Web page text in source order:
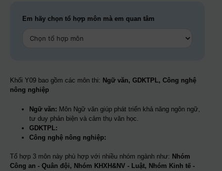
Em hãy chọn tổ hợp môn mà em quan tâm
Khối Y09 bao gồm các môn thi: Ngữ văn, GDKTPL, Công nghệ
nông nghiệp
Ngữ văn: Môn Ngữ văn giúp phát triển khả năng ngôn ngữ,
tư duy phản biện và cảm thụ văn học.
GDKTPL:
Công nghệ nông nghiệp:
Tổ hợp 3 môn này phù hợp với nhiều nhóm ngành như: Nhóm
Công an - Quân đội, Nhóm KHXH&NV - Luật, Nhóm Kinh tế -